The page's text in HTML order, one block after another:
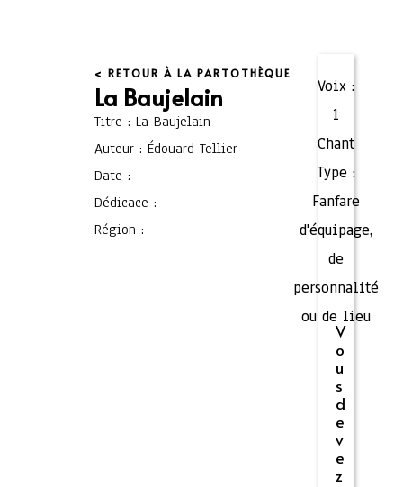
< RETOUR À LA PARTOTHÈQUE
La Baujelain
Titre : La Baujelain
Auteur : Édouard Tellier
Date :
Dédicace :
Région :
Voix :
1
Chant
Type :
Fanfare
d'équipage,
de
personnalité
ou de lieu
V
o
u
s
d
e
v
e
z